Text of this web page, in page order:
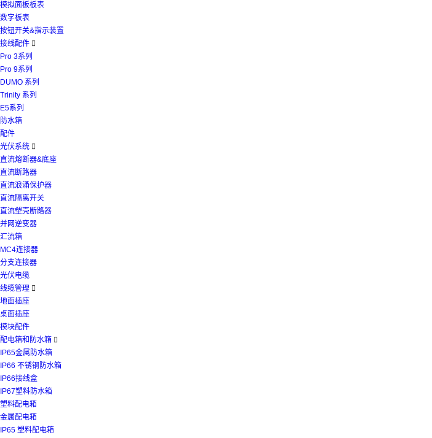
模拟面板板表
数字板表
按钮开关&指示装置
接线配件 
Pro 3系列
Pro 9系列
DUMO 系列
Trinity 系列
E5系列
防水箱
配件
光伏系统 
直流熔断器&底座
直流断路器
直流浪涌保护器
直流隔离开关
直流塑壳断路器
并网逆变器
汇流箱
MC4连接器
分支连接器
光伏电缆
线缆管理 
地面插座
桌面插座
模块配件
配电箱和防水箱 
IP65金属防水箱
IP66 不锈钢防水箱
IP66接线盒
IP67塑料防水箱
塑料配电箱
金属配电箱
IP65 塑料配电箱